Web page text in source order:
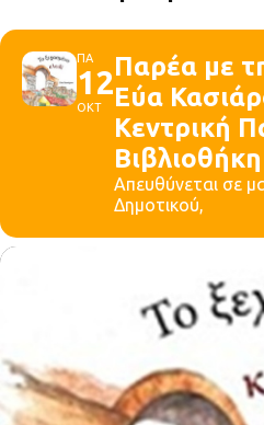
ΠΑ
12
ΟΚΤ
Παρέα με
Εύα
Κεντρική
Βιβλιοθήκη
Aπευθύνεται σε
Δημοτικού,